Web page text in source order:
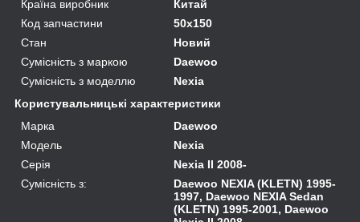
Країна виробник
Китай
Код запчастини
50х150
Стан
Новий
Сумісність з маркою
Daewoo
Сумісність з моделлю
Nexia
Користувальницькі характеристики
Марка
Daewoo
Модель
Nexia
Серія
Nexia II 2008-
Сумісність з:
Daewoo NEXIA (KLETN) 1995-
1997, Daewoo NEXIA Sedan
(KLETN) 1995-2001, Daewoo